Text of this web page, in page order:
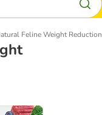
Feline Weight Reduction